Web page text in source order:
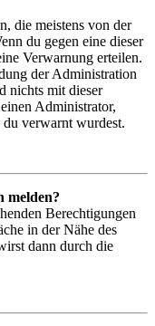
die meistens von der
du gegen eine dieser
Verwarnung erteilen.
der Administration
nichts mit dieser
Administrator,
verwarnt wurdest.
melden?
Berechtigungen
in der Nähe des
dann durch die